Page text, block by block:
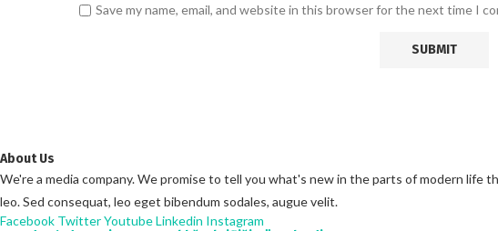
Save my name, email, and website in this browser for the next time I
About Us
We're a media company. We promise to tell you what's new in the parts of modern
leo. Sed consequat, leo eget bibendum sodales, augue velit.
Facebook TwitterYoutubeLinkedin Instagram